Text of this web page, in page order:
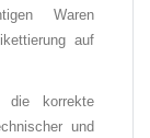
Waren
auf
die korrekte
und